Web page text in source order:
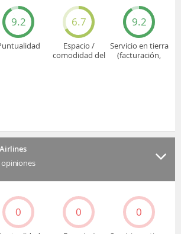
9.2 6.7
Espacio /
comodidad del
9.2
Servicio en tierra
(facturación,
opiniones
0 0 0